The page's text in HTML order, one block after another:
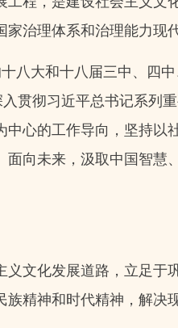
治理体系和治理能力现
八大和十八届三中、四
贯彻习近平总书记系列
心的工作导向，坚持以
向未来，汲取中国智
文化发展道路，立足于
精神和时代精神，解决